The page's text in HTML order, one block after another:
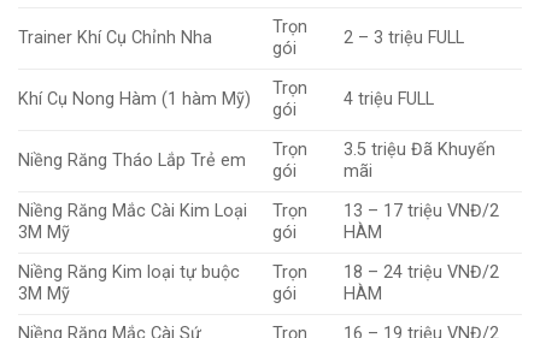
Trainer Khí Cụ Chỉnh Nha
Trọn
gói
2 – 3 triệu FULL
Khí Cụ Nong Hàm (1 hàm Mỹ)
Trọn
gói
4 triệu FULL
Niềng Răng Tháo Lắp Trẻ em
Trọn
gói
3.5 triệu Đã Khuyến
mãi
Niềng Răng Mắc Cài Kim Loại
3M Mỹ
Trọn
gói
13 – 17 triệu VNĐ/2
HÀM
Niềng Răng Kim loại tự buộc
3M Mỹ
Trọn
gói
18 – 24 triệu VNĐ/2
HÀM